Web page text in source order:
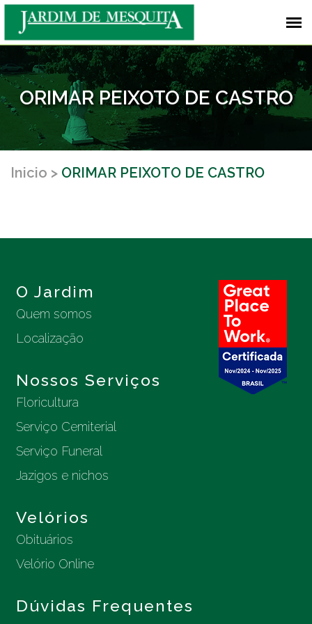
ORIMAR PEIXOTO DE CASTRO
Inicio ORIMAR PEIXOTO DE CASTRO
O Jardim
Quem somos
Localização
Nossos Serviços
Floricultura
Serviço Cemiterial
Serviço Funeral
Jazigos e nichos
Velórios
Obituários
Velório Online
Dúvidas Frequentes